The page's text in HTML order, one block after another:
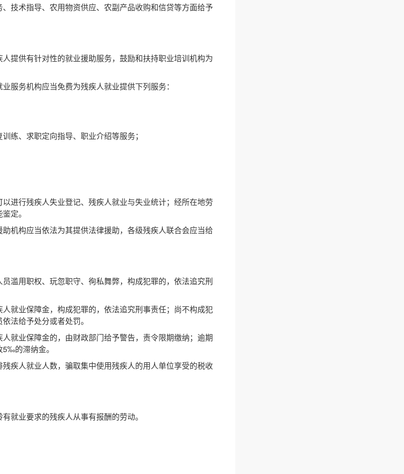
技术指导、农用物资供应、农副产品收购和信贷等方面给予
提供有针对性的就业援助服务，鼓励和扶持职业培训机构为
务机构应当免费为残疾人就业提供下列服务：
练、求职定向指导、职业介绍等服务；
进行残疾人失业登记、残疾人就业与失业统计；经所在地劳
定。
机构应当依法为其提供法律援助，各级残疾人联合会应当给
滥用职权、玩忽职守、徇私舞弊，构成犯罪的，依法追究刑
就业保障金，构成犯罪的，依法追究刑事责任；尚不构成犯
法给予处分或者处罚。
就业保障金的，由财政部门给予警告，责令限期缴纳；逾期
的滞纳金。
疾人就业人数，骗取集中使用残疾人的用人单位享受的税收
业要求的残疾人从事有报酬的劳动。